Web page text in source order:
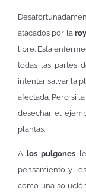
atacados por la
libre. Esta
todas las partes
intentar salvar la
afectada. Pero si
desechar el
plantas.
Alos pulgones
pensamiento y
como una